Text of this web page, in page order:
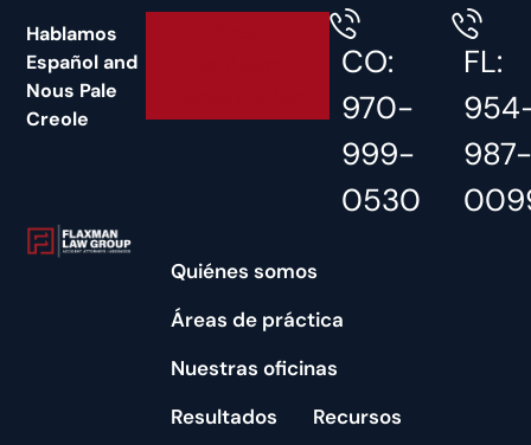
Hablamos
Español and
Nous Pale
Creole
CO:
970-
999-
0530
FL:
Quiénes somos
Áreas de práctica
Nuestras oficinas
Resultados
Recursos